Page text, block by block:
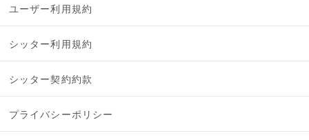
ユーザー利用規約
シッター利用規約
シッター契約約款
プライバシーポリシー